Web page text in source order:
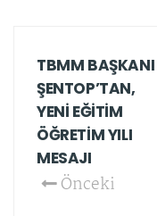
TBMM BAŞKANI
ŞENTOP’TAN,
YENİ EĞİTİM
ÖĞRETİM YILI
MESAJI
Önceki